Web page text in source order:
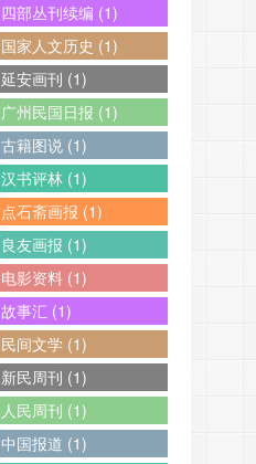
四部丛刊续编 (1)
国家人文历史 (1)
延安画刊 (1)
广州民国日报 (1)
古籍图说 (1)
汉书评林 (1)
点石斋画报 (1)
良友画报 (1)
电影资料 (1)
故事汇 (1)
民间文学 (1)
新民周刊 (1)
人民周刊 (1)
中国报道 (1)